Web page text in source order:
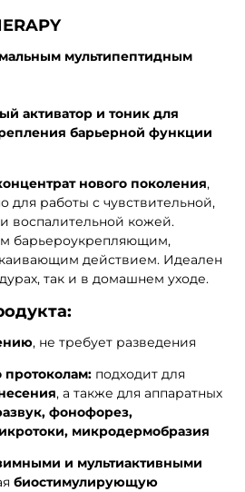
мультипептидным
активатор и тоник для
барьерной функции
нового поколения,
для работы с чувствительной,
воспалительной кожей.
барьероукрепляющим,
действием. Идеален
так и в домашнем уходе.
, не требует разведения
протоколам: подходит для
, а также для аппаратных
фонофорез,
микродермобразия
и мультиактивными
биостимулирующую